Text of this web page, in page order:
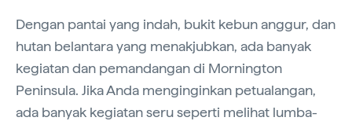
Dengan pantai yang indah, bukit kebun anggur, dan
hutan belantara yang menakjubkan, ada banyak
kegiatan dan pemandangan di Mornington
Peninsula. Jika Anda menginginkan petualangan,
ada banyak kegiatan seru seperti melihat lumba-